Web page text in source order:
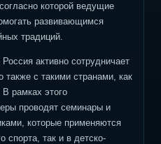
которой ведущие
развивающимся
традиций.
активно сотрудничает
также с такими странами, как
рамках этого
проводят семинары и
которые применяются
спорта, так и в детско-